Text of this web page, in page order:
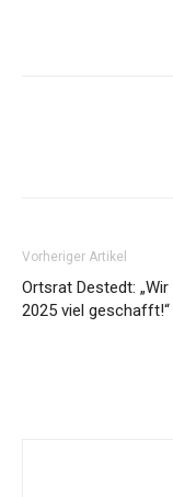
Vorheriger Artikel
Ortsrat Destedt: „Wir
2025 viel geschafft!“